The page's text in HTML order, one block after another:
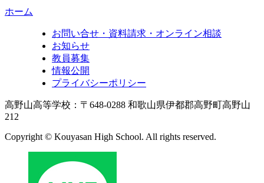
ホーム
お問い合せ・資料請求・オンライン相談
お知らせ
教員募集
情報公開
プライバシーポリシー
高野山高等学校：〒648-0288 和歌山県伊都郡高野町高野山
212
Copyright © Kouyasan High School. All rights reserved.